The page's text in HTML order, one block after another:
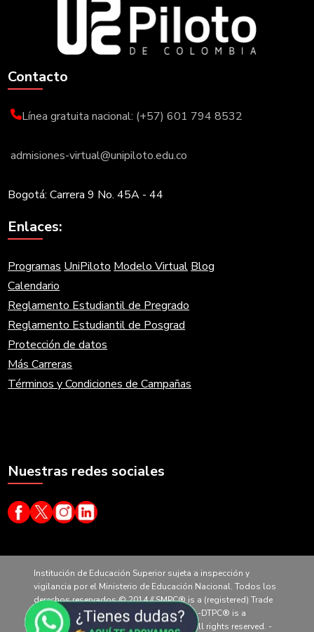
Contacto
Línea gratuita nacional: (+57) 601 794 8532
admisiones-virtual@unipiloto.edu.co
Bogotá: Carrera 9 No. 45A - 44
Enlaces:
Programas UniPiloto Modelo Virtual Blog
Calendario
Reglamento Estudiantil de Pregrado
Reglamento Estudiantil de Posgrad
Protección de datos
Más Carreras
Términos y Condiciones de Campañas
Nuestras redes sociales
Institución de Educación Superior sujeta a inspección y
vigilancia por el Ministerio de Educación Nacional. Todos los
derechos reservados © 2014 // SMPC® is a (registered) Trade
Mark of CertiProf, LLC. All rights reserved. -DTPC® is a
(registered) Trade Mark of CertiProf, LLC. All rights reserved. -